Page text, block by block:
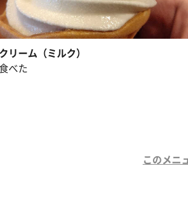
リーム（ミルク）
べた
このメニ